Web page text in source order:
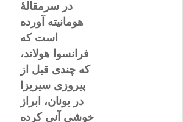
در سرمقالۀ
هومانیته آورده
است که
فرانسوا هولاند،
که چندی قبل از
پیروزی سیریزا
در یونان، ابراز
خوشی آنی کرده